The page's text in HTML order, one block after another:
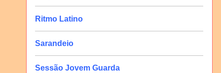
Ritmo Latino
Sarandeio
Sessão Jovem Guarda